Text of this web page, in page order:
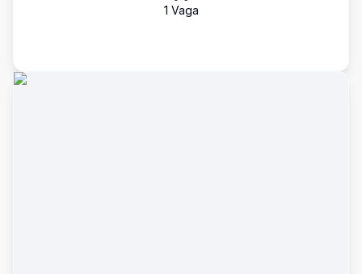
1 Vaga